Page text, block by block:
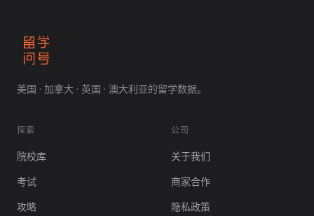
美国 · 加拿大 · 英国 · 澳大利亚的留学数据。
探索
院校库
考试
攻略
公司
关于我们
商家合作
隐私政策